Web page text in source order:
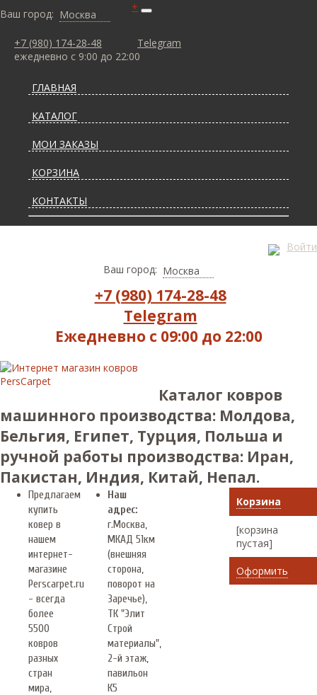
Ваш город: Москва
+7 (980) 174-28-48
Telegram
ежедневно с 9:00 до 22:00
+
ГЛАВНАЯ
КАТАЛОГ
МОИ ЗАКАЗЫ
КОРЗИНА
КОНТАКТЫ
ДОСТАВКА И ОПЛАТА
Войти
Ваш город: Москва
+7 (980) 174-28-48
Telegram
Ежедневно с 09:00 до 22:00
Каталог ковров
машинного производства: Молдова,
Бельгия, Египет, Турция, Польша и
ручной работы производства: Иран,
Пакистан, Индия, Китай, Непал.
Предлагаем
купить
ковер в
нашем
интернет-
магазине
Perscarpet.ru
- всегда
более
5500
ковров
разных
стран
мира,
Наш
адрес:
г.Москва
МКАД 51км
(внешняя
сторона,
поворот на
Заречье),
ТК "Элит
Строй
материалы",
2-й этаж,
павильон
К5
Корзина
[корзина
пустая]
Оформить